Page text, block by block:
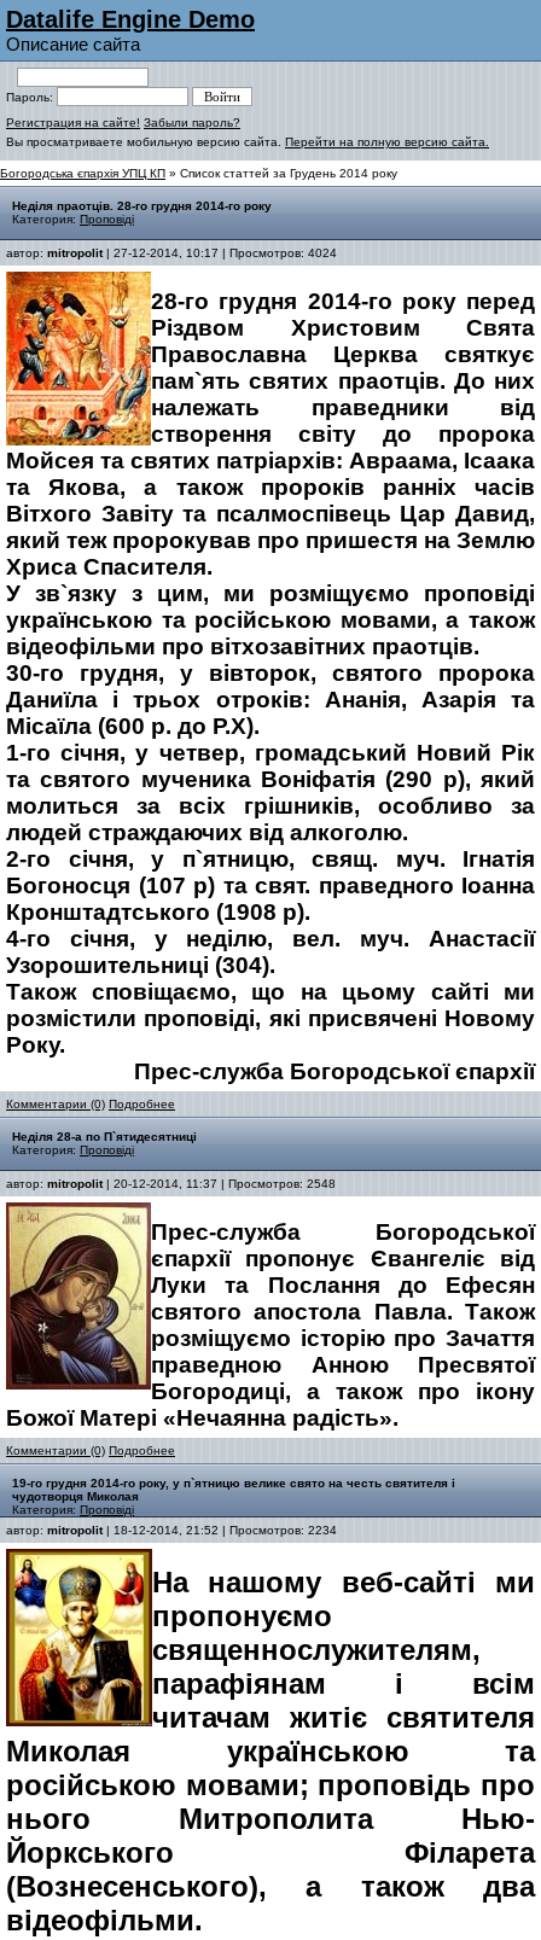
Datalife Engine Demo
Описание сайта
Пароль:
Регистрация на сайте! Забыли пароль?
Вы просматриваете мобильную версию сайта. Перейти на полную версию сайта.
Богородська єпархія УПЦ КП » Список статтей за Грудень 2014 року
Неділя праотців. 28-го грудня 2014-го року
Категория: Проповіді
автор: mitropolit| 27-12-2014, 10:17 | Просмотров: 4024
28-го грудня 2014-го року перед
Різдвом Христовим Свята
Православна Церква святкує
пам`ять святих праотців. До них
належать праведники від
створення світу до пророка
Мойсея та святих патріархів: Авраама, Ісаака
та Якова, а також пророків ранніх часів
Вітхого Завіту та псалмоспівець Цар Давид,
який теж пророкував про пришестя на Землю
Хриса Спасителя.
У зв`язку з цим, ми розміщуємо проповіді
українською та російською мовами, а також
відеофільми про вітхозавітних праотців.
30-го грудня, у вівторок, святого пророка
Даниїла і трьох отроків: Ананія, Азарія та
Місаїла (600 р. до Р.Х).
1-го січня, у четвер, громадський Новий Рік
та святого мученика Воніфатія (290 р), який
молиться за всіх грішників, особливо за
людей страждаючих від алкоголю.
2-го січня, у п`ятницю, свящ. муч. Ігнатія
Богоносця (107 р) та свят. праведного Іоанна
Кронштадтського (1908 р).
4-го січня, у неділю, вел. муч. Анастасії
Узорошительниці (304).
Також сповіщаємо, що на цьому сайті ми
розмістили проповіді, які присвячені Новому
Року.
Прес-служба Богородської єпархії
Комментарии (0) Подробнее
Неділя 28-а по П`ятидесятниці
Категория: Проповіді
автор: mitropolit| 20-12-2014, 11:37 | Просмотров: 2548
Прес-служба Богородської
єпархії пропонує Євангеліє від
Луки та Послання до Ефесян
святого апостола Павла. Також
розміщуємо історію про Зачаття
праведною Анною Пресвятої
Богородиці, а також про ікону
Божої Матері «Нечаянна радість».
Комментарии (0) Подробнее
19-го грудня 2014-го року, у п`ятницю велике свято на честь святителя і
чудотворця Миколая
Категория: Проповіді
автор: mitropolit| 18-12-2014, 21:52 | Просмотров: 2234
На нашому веб-сайті ми
пропонуємо
священнослужителям,
парафіянам і всім
читачам житіє святителя
Миколая українською та
російською мовами; проповідь про
нього Митрополита Нью-
Йоркського Філарета
(Вознесенського), а також два
відеофільми.